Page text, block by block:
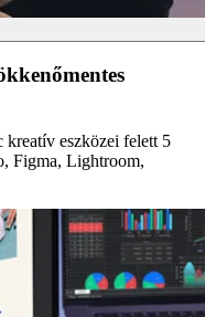
kreatív eszközei felett 5
Figma, Lightroom,